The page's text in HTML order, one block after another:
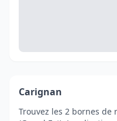
Carignan
Trouvez les 2 bornes de